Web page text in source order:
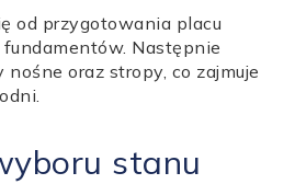
od przygotowania placu
Następnie
oraz stropy, co zajmuje
stanu